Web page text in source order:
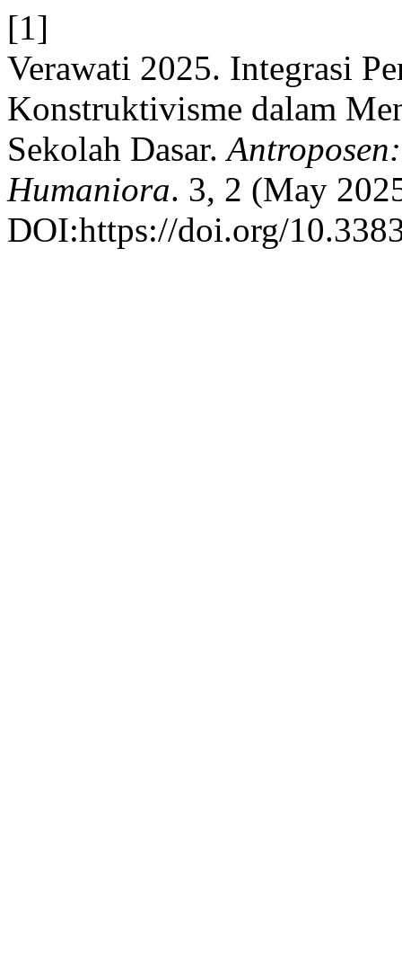
[1]
Verawati 2025. Integrasi
Konstruktivisme dalam
Sekolah Dasar.
Humaniora. 3, 2 (May
DOI:https://doi.org/